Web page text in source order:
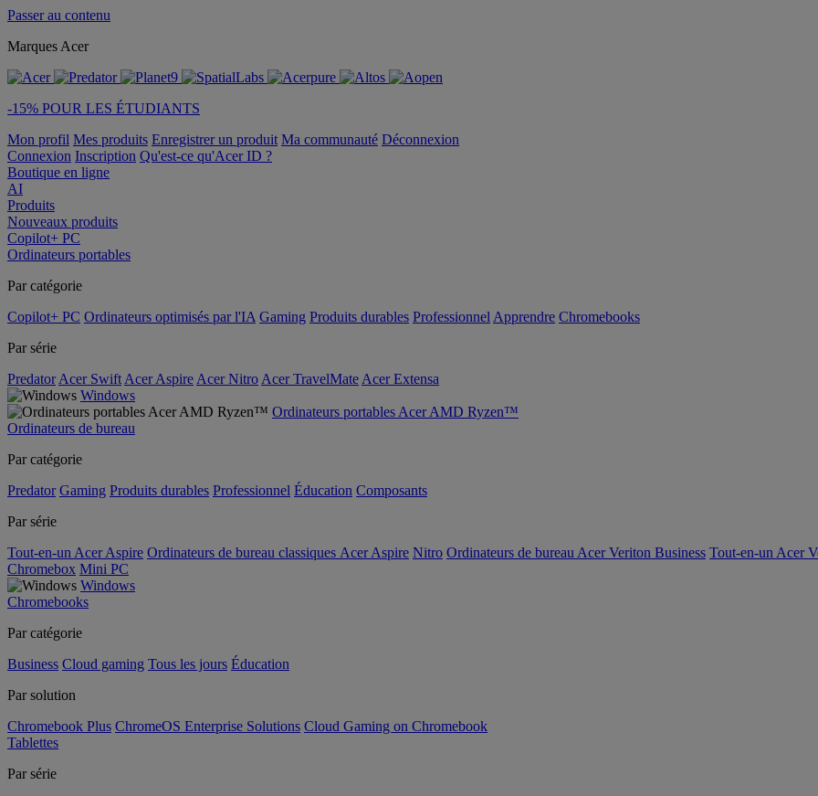
Passer au contenu
Marques Acer
-15% POUR LES ÉTUDIANTS
Mon profil Mes produits Enregistrer un produit Ma communauté Déconnexion
Connexion Inscription Qu'est-ce qu'Acer ID ?
Boutique en ligne
AI
Produits
Nouveaux produits
Copilot+ PC
Ordinateurs portables
Par catégorie
Copilot+ PC Ordinateurs optimisés par l'IA Gaming Produits durables Professionnel Apprendre Chromebooks
Par série
Predator Acer Swift Acer Aspire Acer Nitro Acer TravelMate Acer Extensa
Windows
Ordinateurs portables Acer AMD Ryzen™
Ordinateurs de bureau
Par catégorie
Predator Gaming Produits durables Professionnel Éducation Composants
Par série
Tout-en-un Acer Aspire Ordinateurs de bureau classiques Acer Aspire Nitro Ordinateurs de bureau Acer Veriton Business Tout-en-un Acer
Chromebox Mini PC
Windows
Chromebooks
Par catégorie
Business Cloud gaming Tous les jours Éducation
Par solution
Chromebook Plus ChromeOS Enterprise Solutions Cloud Gaming on Chromebook
Tablettes
Par série